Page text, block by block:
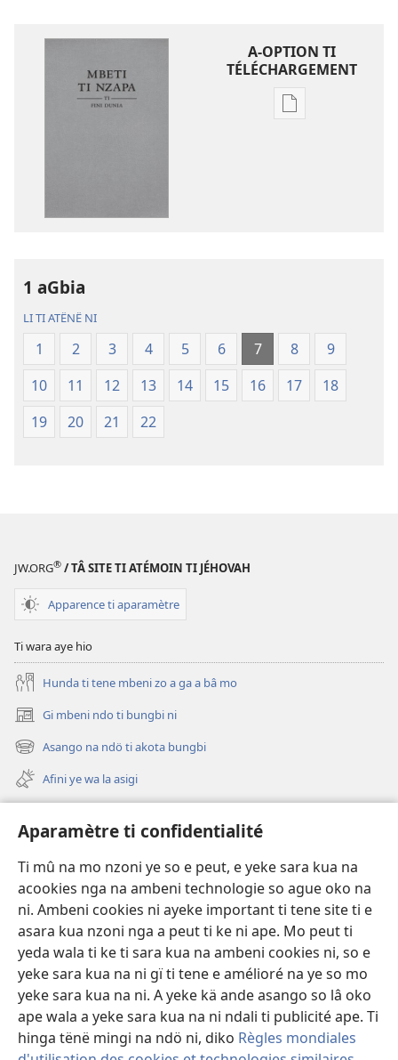
Aparamètre ti confidentialité
Ti mû na mo nzoni ye so e peut, e yeke sara kua na
acookies nga na ambeni technologie so ague oko na
ni. Ambeni cookies ni ayeke important ti tene site ti e
asara kua nzoni nga a peut ti ke ni ape. Mo peut ti
yeda wala ti ke ti sara kua na ambeni cookies ni, so e
yeke sara kua na ni gï ti tene e amélioré na ye so mo
yeke sara kua na ni. A yeke kä ande asango so lâ oko
ape wala a yeke sara kua na ni ndali ti publicité ape. Ti
hinga tënë mingi na ndö ni, diko Règles mondiales
A-OPTION TI
TÉLÉCHARGEMENT
A-
dunia
(2016)
1 aGbia
LI TI ATËNË NI
1 2 3 4 5 6 7 8
9
10
11 12 13 14 15 16 17
18
19
20 21 22
JW.ORG® / TÂ SITE TI ATÉMOIN TI JÉHOVAH
Apparence ti aparamètre
Ti wara aye hio
Hunda ti tene mbeni zo a ga a bâ mo
Gi mbeni ndo ti bungbi ni
(zi
mbeni
fini
page)
Asango na ndö ti akota bungbi
(zi
mbeni
fini
page)
Afini ye wa la asigi
Videos with Audio Descriptions
Gi
A-offrande
(zi
mbeni
fini
page)
BIBLIOTHÈQUE NA NDÖ TI INTERNET
(zi
mbeni
fini
page)
JW Hub ®
(zi
mbeni
fini